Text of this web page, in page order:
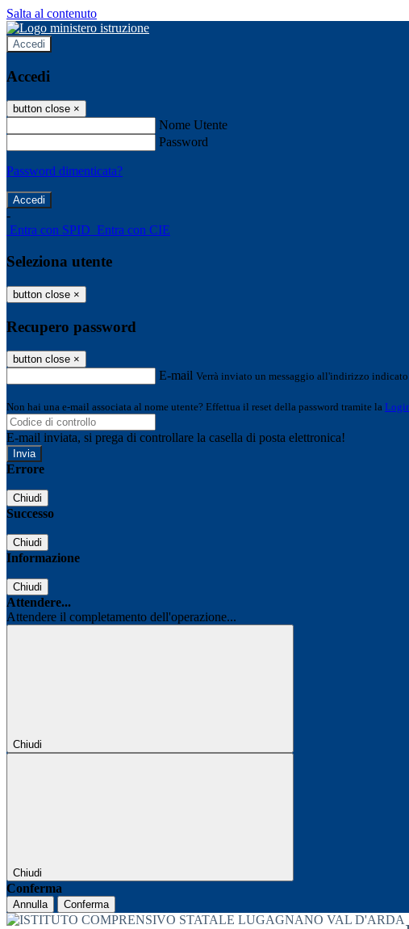
Salta al contenuto
Accedi
Accedi
button close ×
Nome Utente
Password
Password dimenticata?
-
Entra con SPID Entra con CIE
Seleziona utente
button close ×
Recupero password
button close ×
E-mail Verrà inviato un messaggio all'indirizzo
Non hai una e-mail associata al nome utente? Effettua il reset della password tramite la
E-mail inviata, si prega di controllare la casella di posta elettronica!
Errore
Chiudi
Successo
Chiudi
Informazione
Chiudi
Attendere...
Attendere il completamento dell'operazione...
Chiudi
Chiudi
Conferma
Annulla Conferma